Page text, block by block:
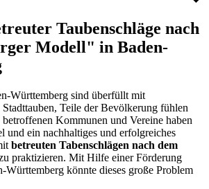
Taubenschläge nach
Modell" in Baden-
Württemberg sind überfüllt mit
Teile der Bevölkerung fühlen
Kommunen und Vereine haben
und ein nachhaltiges und erfolgreiches
betreuten Tabenschlägen nach dem
praktizieren. Mit Hilfe einer Förderung
Württemberg könnte dieses große Problem